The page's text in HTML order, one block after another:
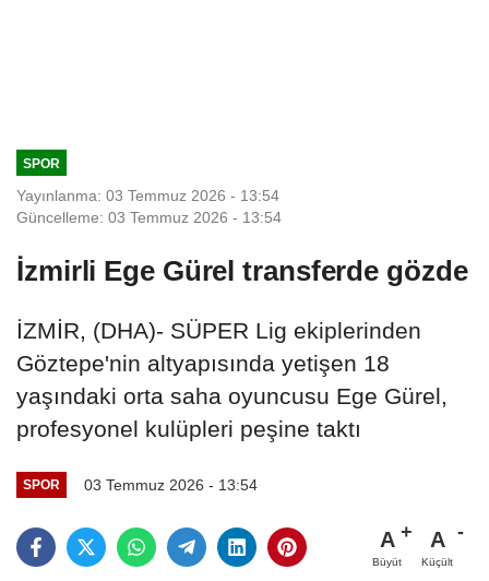
SPOR
Yayınlanma: 03 Temmuz 2026 - 13:54
Güncelleme: 03 Temmuz 2026 - 13:54
İzmirli Ege Gürel transferde gözde
İZMİR, (DHA)- SÜPER Lig ekiplerinden
Göztepe'nin altyapısında yetişen 18
yaşındaki orta saha oyuncusu Ege Gürel,
profesyonel kulüpleri peşine taktı
SPOR 03 Temmuz 2026 - 13:54
A
Büyüt
A
Küçült